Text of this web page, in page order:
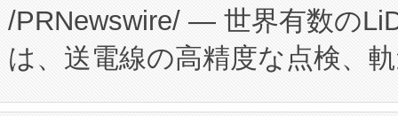
プログラムには、施設設計・
に関する技術移転および知的
構造化トレーニングカリキュ
た。 Voltaiq独自のAI搭載プラ
定、統合、導入、運用に至る
安全性を追跡し、確保する事
/PRNewswire/ — 世界有数の
は、送電線の高精度な点検、
や穀物倉庫におけるバルク材